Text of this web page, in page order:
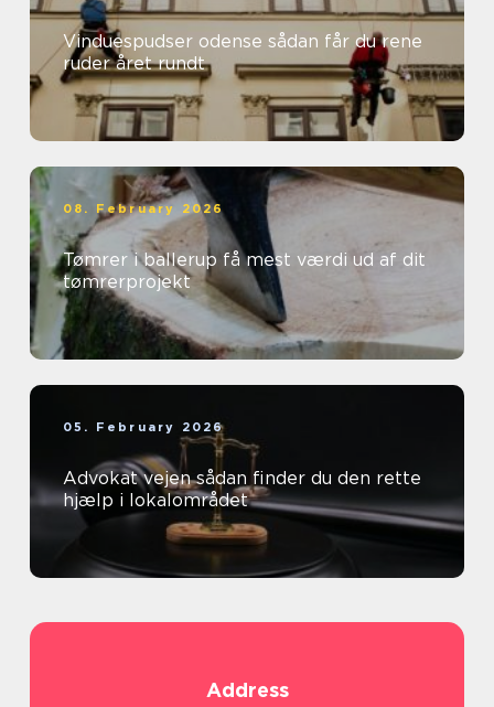
Vinduespudser odense sådan får du rene
ruder året rundt
08. February 2026
Tømrer i ballerup få mest værdi ud af dit
tømrerprojekt
05. February 2026
Advokat vejen sådan finder du den rette
hjælp i lokalområdet
Address